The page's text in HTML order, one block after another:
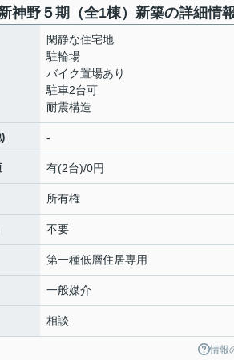
神野５期（全1棟）新築の詳細情
閑静な住宅地
駐輪場
バイク置場あり
駐車2台可
耐震構造
-
有(2台)/0円
所有権
不要
第一種低層住居専用
一般媒介
相談
情報